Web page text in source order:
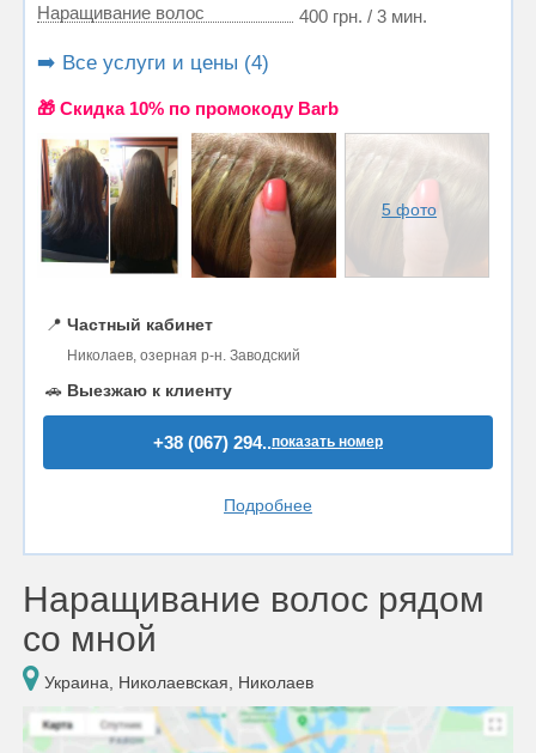
Наращивание волос
400 грн. / 3 мин.
➡️ Все услуги и цены (4)
🎁 Cкидка 10% по промокоду Barb
5 фото
📍 Частный кабинет
Николаев, озерная р-н. Заводский
🚗 Выезжаю к клиенту
+38 (067) 294..показать номер
Подробнее
Наращивание волос рядом
со мной
Украина, Николаевская, Николаев